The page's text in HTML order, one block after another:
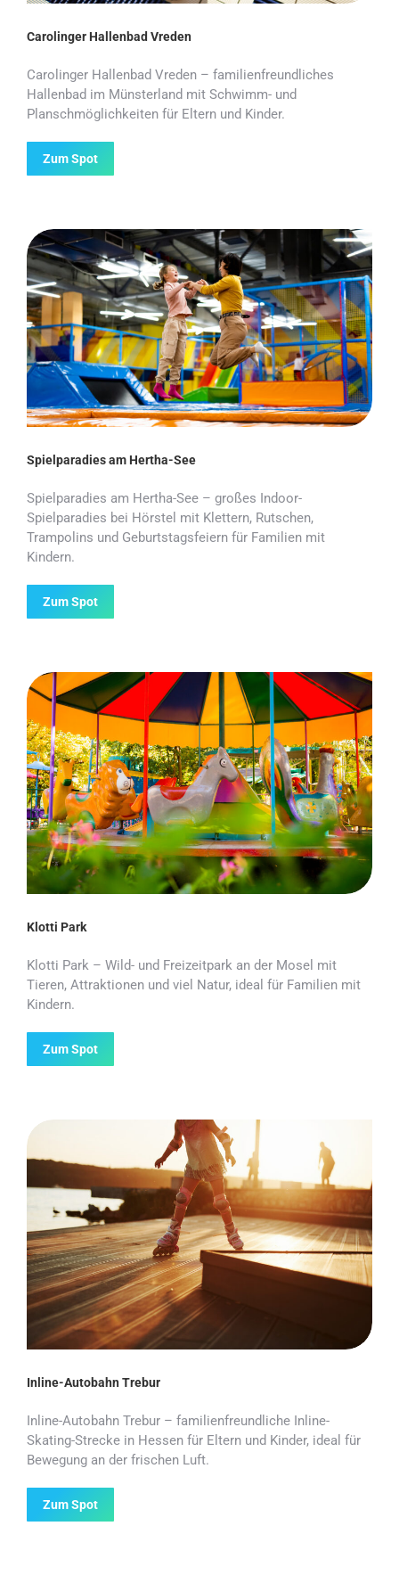
Carolinger Hallenbad Vreden
Carolinger Hallenbad Vreden – familienfreundliches
Hallenbad im Münsterland mit Schwimm- und
Planschmöglichkeiten für Eltern und Kinder.
Zum Spot
Spielparadies am Hertha-See
Spielparadies am Hertha-See – großes Indoor-
Spielparadies bei Hörstel mit Klettern, Rutschen,
Trampolins und Geburtstagsfeiern für Familien mit
Kindern.
Zum Spot
Klotti Park
Klotti Park – Wild- und Freizeitpark an der Mosel mit
Tieren, Attraktionen und viel Natur, ideal für Familien mit
Kindern.
Zum Spot
Inline-Autobahn Trebur
Inline-Autobahn Trebur – familienfreundliche Inline-
Skating-Strecke in Hessen für Eltern und Kinder, ideal für
Bewegung an der frischen Luft.
Zum Spot